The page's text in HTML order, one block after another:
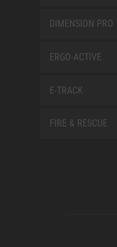
DIMENSION PRO
ERGO-ACTIVE
E-TRACK
FIRE & RESCUE